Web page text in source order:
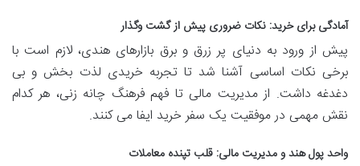
آمادگی برای خرید: نکات ضروری پیش از گشت وگذار
پیش از ورود به دنیای پر زرق و برق بازارهای هندی، لازم است با
برخی نکات اساسی آشنا شد تا تجربه خریدی لذت بخش و بی
دغدغه داشت. از مدیریت مالی تا فهم فرهنگ چانه زنی، هر کدام
نقش مهمی در موفقیت یک سفر خرید ایفا می کنند.
واحد پول هند و مدیریت مالی: قلب تپنده معاملات